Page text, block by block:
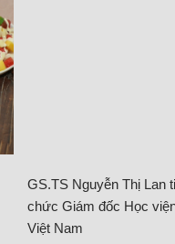
GS.TS Nguyễn Thị Lan
chức Giám đốc Học
Việt Nam